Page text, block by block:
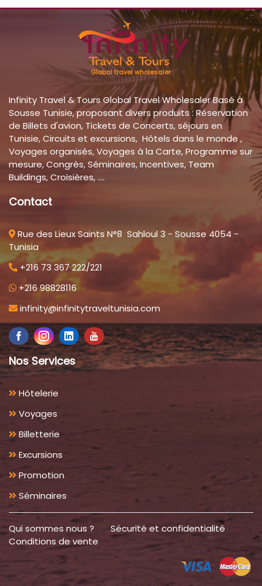
Global travel wholesaler
Infinity Travel & Tours Global Travel Wholesaler Basé à
Sousse Tunisie, proposant divers produits : Réservation
de Billets d'avion, Tickets de Concerts, séjours en
Tunisie, Circuits et excursions, Hôtels dans le monde ,
Voyages organisés, Voyages à la Carte, Programme sur
mesure, Congrès, Séminaires, Incentives, Team
Buildings, Croisières, ....
Contact
Rue des Lieux Saints N°8 Sahloul 3 - Sousse 4054 -
Tunisia
+216 73 367 222/221
+216 98828116
infinity@infinitytraveltunisia.com
Nos Services
Hôtelerie
Voyages
Billetterie
Excursions
Promotion
Séminaires
Qui sommes nous ?
Sécurité et confidentialité
Conditions de vente